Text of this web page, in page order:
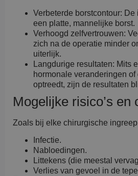
Verbeterde borstcontour: De
een platte, mannelijke borst.
Verhoogd zelfvertrouwen:
zich na de operatie minder
uiterlijk.
Langdurige resultaten: Mits
hormonale veranderingen
optreedt, zijn de resultaten
Mogelijke risico’s en
Zoals bij elke chirurgische
Infectie.
Nabloedingen.
Littekens (die meestal
Verlies van gevoel in de